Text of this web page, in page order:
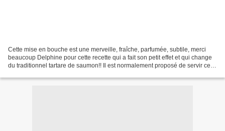
Cette mise en bouche est une merveille, fraîche, parfumée, subtile, merci
beaucoup Delphine pour cette recette qui a fait son petit effet et qui change
du traditionnel tartare de saumon!! Il est normalement proposé de servir ce